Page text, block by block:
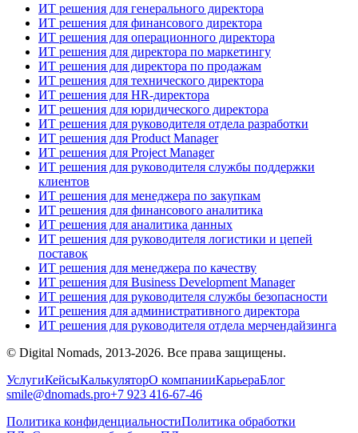
ИТ решения для генерального директора
ИТ решения для финансового директора
ИТ решения для операционного директора
ИТ решения для директора по маркетингу
ИТ решения для директора по продажам
ИТ решения для технического директора
ИТ решения для HR-директора
ИТ решения для юридического директора
ИТ решения для руководителя отдела разработки
ИТ решения для Product Manager
ИТ решения для Project Manager
ИТ решения для руководителя службы поддержки
клиентов
ИТ решения для менеджера по закупкам
ИТ решения для финансового аналитика
ИТ решения для аналитика данных
ИТ решения для руководителя логистики и цепей
поставок
ИТ решения для менеджера по качеству
ИТ решения для Business Development Manager
ИТ решения для руководителя службы безопасности
ИТ решения для административного директора
ИТ решения для руководителя отдела мерчендайзинга
© Digital Nomads, 2013-2026. Все права защищены.
УслугиКейсыКалькуляторО компанииКарьераБлог
smile@dnomads.pro+7 923 416-67-46
Политика конфиденциальностиПолитика обработки